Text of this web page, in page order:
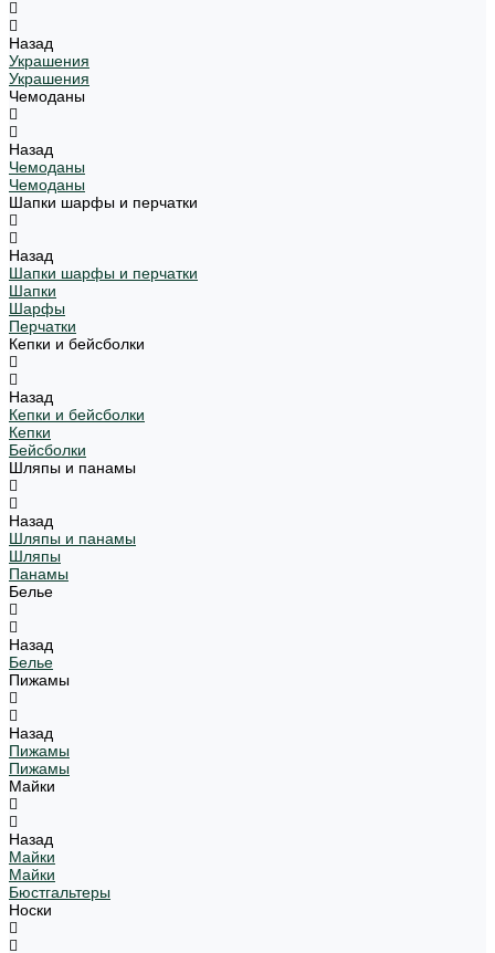
Назад
Украшения
Украшения
Чемоданы
Назад
Чемоданы
Чемоданы
Шапки шарфы и перчатки
Назад
Шапки шарфы и перчатки
Шапки
Шарфы
Перчатки
Кепки и бейсболки
Назад
Кепки и бейсболки
Кепки
Бейсболки
Шляпы и панамы
Назад
Шляпы и панамы
Шляпы
Панамы
Белье
Назад
Белье
Пижамы
Назад
Пижамы
Пижамы
Майки
Назад
Майки
Майки
Бюстгальтеры
Носки